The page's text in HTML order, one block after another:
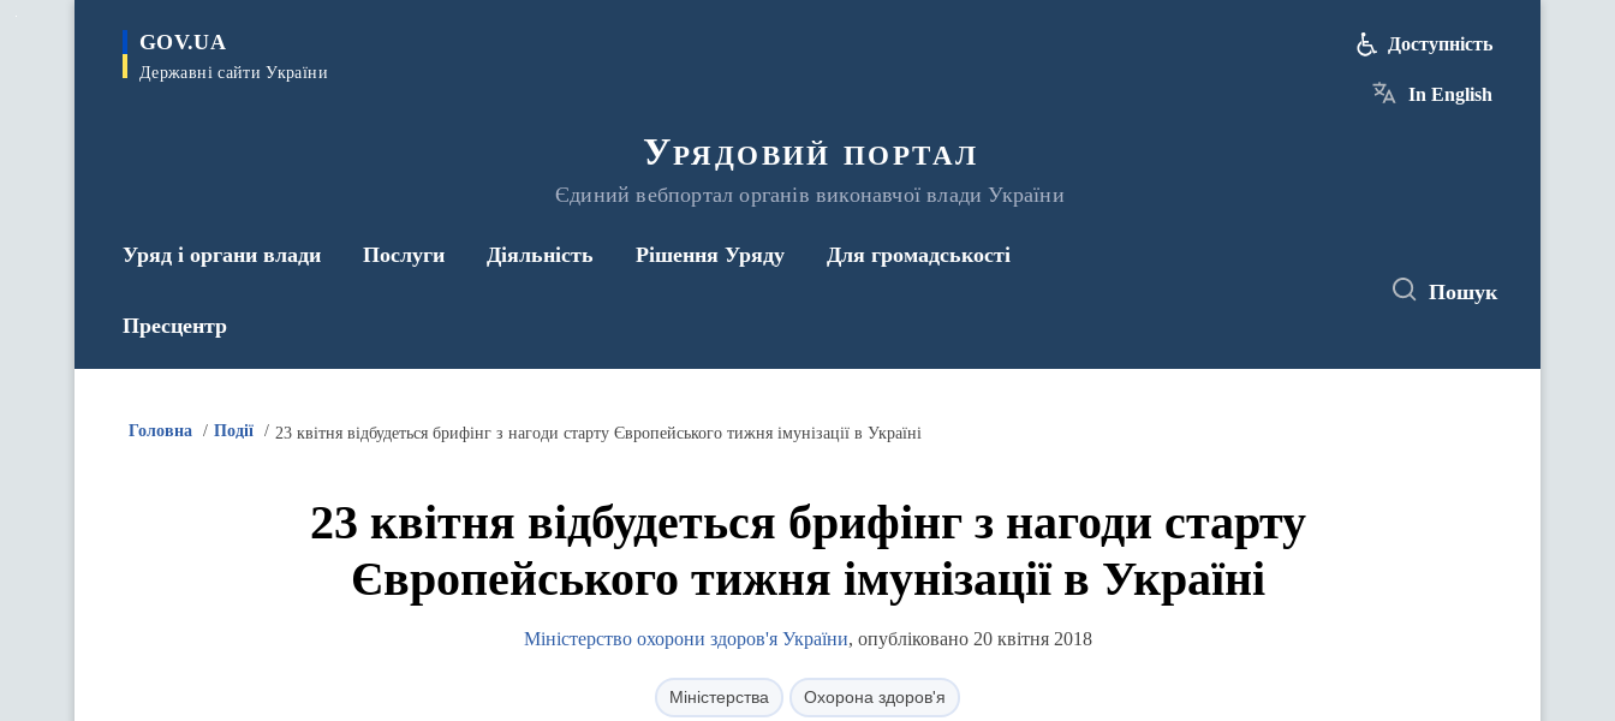
GOV.UA
Державні сайти України
Урядовий портал
Єдиний вебпортал органів виконавчої влади України
Доступність
In English
Уряд і органи влади Послуги Діяльність Рішення Уряду Для громадськості
Пресцентр
Пошук
Головна Події 23 квітня відбудеться брифінг з нагоди старту Європейського тижня імунізації в Україні
23 квітня відбудеться брифінг з нагоди старту
Європейського тижня імунізації в Україні
Міністерство охорони здоров'я України, опубліковано 20 квітня 2018
Міністерства Охорона здоров'я